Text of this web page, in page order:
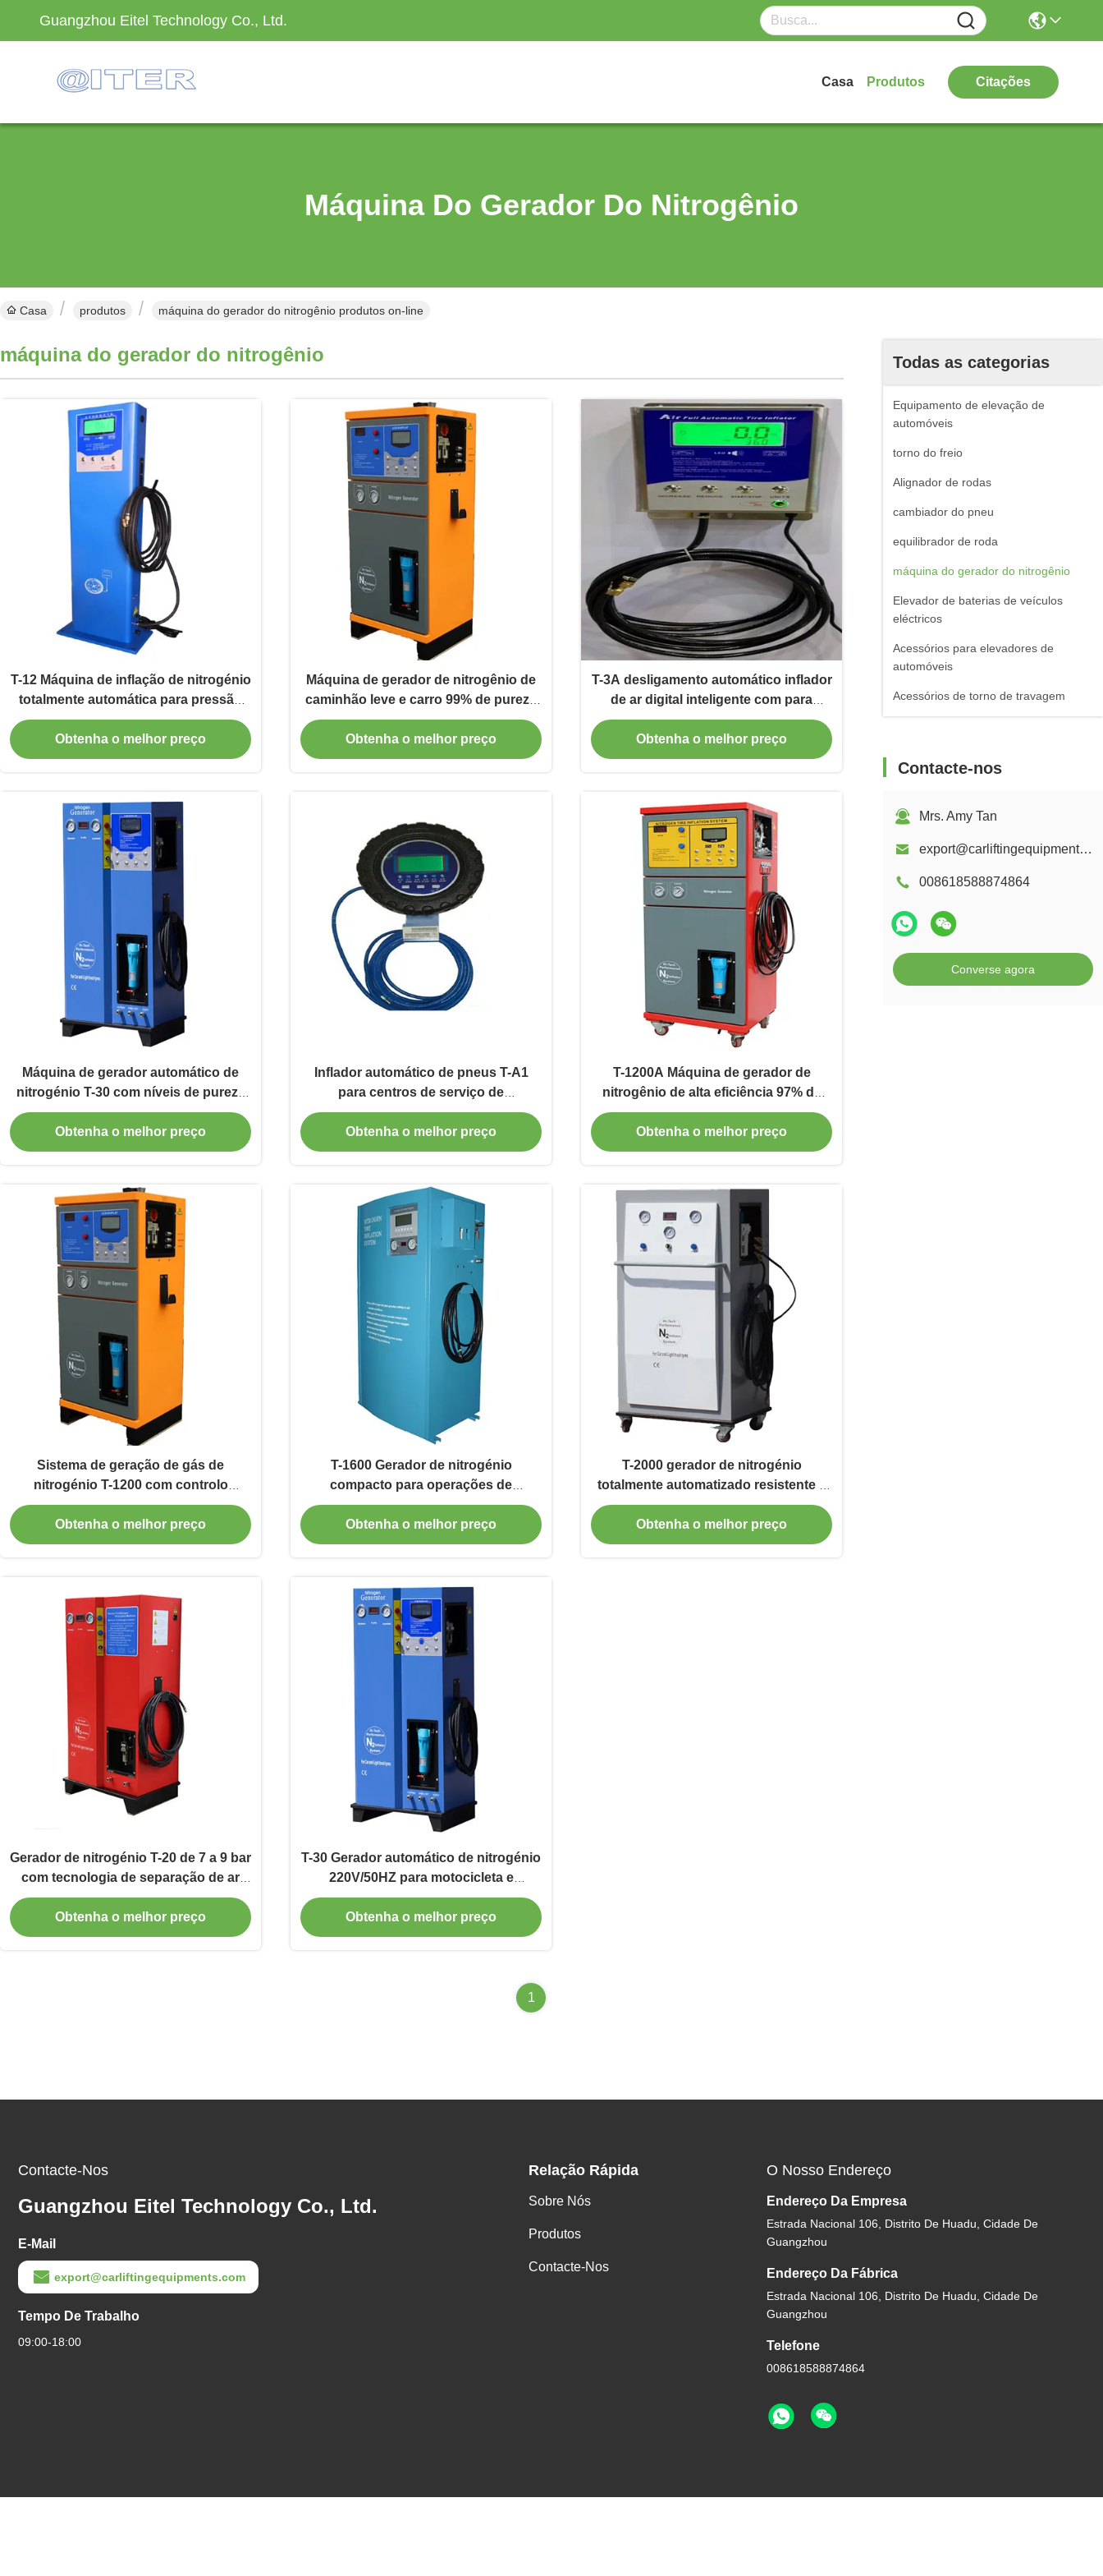
Guangzhou Eitel Technology Co., Ltd.
Casa Produtos Citações
Máquina Do Gerador Do Nitrogênio
Casa produtos máquina do gerador do nitrogênio produtos on-line
Todas as categorias
Equipamento de elevação de
automóveis
torno do freio
Alignador de rodas
cambiador do pneu
equilibrador de roda
máquina do gerador do nitrogênio
Elevador de baterias de veículos
eléctricos
Acessórios para elevadores de
automóveis
Acessórios de torno de travagem
Contacte-nos
Mrs. Amy Tan
export@carliftingequipments.com
008618588874864
Converse agora
máquina do gerador do nitrogênio
T-12 Máquina de inflação de nitrogénio
totalmente automática para pressão
de pneus de precisão
Obtenha o melhor preço
Máquina de gerador de nitrogênio de
caminhão leve e carro 99% de pureza
de N2 para pneus
Obtenha o melhor preço
T-3A desligamento automático inflador
de ar digital inteligente com para
carros e ônibus
Obtenha o melhor preço
Máquina de gerador automático de
nitrogénio T-30 com níveis de pureza
ajustáveis
Obtenha o melhor preço
Inflador automático de pneus T-A1
para centros de serviço de
automóveis e camiões
Obtenha o melhor preço
T-1200A Máquina de gerador de
nitrogênio de alta eficiência 97% de
pureza para encher pneus de carro
Obtenha o melhor preço
Sistema de geração de gás de
nitrogénio T-1200 com controlo
automático de pureza
Obtenha o melhor preço
T-1600 Gerador de nitrogénio
compacto para operações de
automóveis pequenos e grandes
Obtenha o melhor preço
T-2000 gerador de nitrogénio
totalmente automatizado resistente a
intempéries para industrial contínuo
Obtenha o melhor preço
Gerador de nitrogénio T-20 de 7 a 9 bar
com tecnologia de separação de ar
integrada
Obtenha o melhor preço
T-30 Gerador automático de nitrogénio
220V/50HZ para motocicleta e
automóvel
Obtenha o melhor preço
1
Contacte-Nos
Guangzhou Eitel Technology Co., Ltd.
E-Mail
export@carliftingequipments.com
Tempo De Trabalho
09:00-18:00
Relação Rápida
Sobre Nós
Produtos
Contacte-Nos
O Nosso Endereço
Endereço Da Empresa
Estrada Nacional 106, Distrito De Huadu, Cidade De
Guangzhou
Endereço Da Fábrica
Estrada Nacional 106, Distrito De Huadu, Cidade De
Guangzhou
Telefone
008618588874864